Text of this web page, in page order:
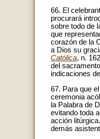
66. El
procurará
sobre todo de
que
corazón de la
a Dios su
Católica, n.
del
indicaciones
67. Para que
ceremonia
la Palabra de
evitando toda
acción
demás